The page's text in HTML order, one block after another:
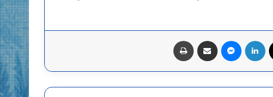
لينكدإن ماسنجر مشاركة عبر البريد